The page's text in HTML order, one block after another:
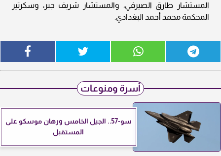
المستشار طارق الصيرفي، والمستشار شريف جبر، وسكرتير
المحكمة محمد أحمد البغدادي.
أسرة ومنوعات
سو-57.. الجيل الخامس ورهان موسكو على
المستقبل